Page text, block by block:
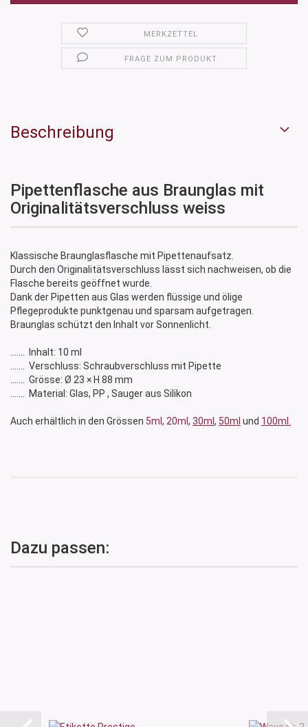
MERKZETTEL
FRAGE ZUM PRODUKT
Beschreibung
Pipettenflasche aus Braunglas mit
Originalitätsverschluss weiss
Klassische Braunglasflasche mit Pipettenaufsatz.
Durch den Originalitätsverschluss lässt sich nachweisen, ob die
Flasche bereits geöffnet wurde.
Dank der Pipetten aus Glas werden flüssige und ölige
Pflegeprodukte punktgenau und sparsam aufgetragen.
Braunglas schützt den Inhalt vor Sonnenlicht.
....... Inhalt: 10 ml
....... Verschluss: Schraubverschluss mit Pipette
....... Grösse: Ø 23 × H 88 mm
....... Material: Glas, PP , Sauger aus Silikon
Auch erhältlich in den Grössen 5ml , 20ml , 30ml , 50ml und 100ml.
Dazu passen: